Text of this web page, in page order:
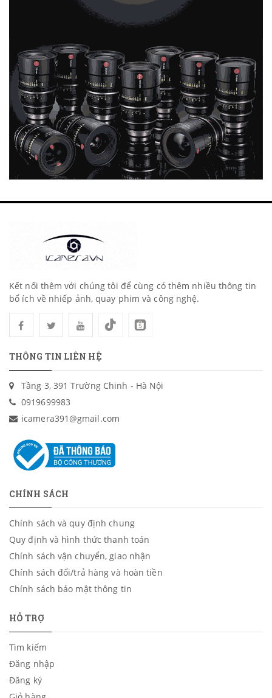
Kết nối thêm với chúng tôi để cùng có thêm nhiều thông tin
bổ ích về nhiếp ảnh, quay phim và công nghệ.
THÔNG TIN LIÊN HỆ
Tầng 3, 391 Trường Chinh - Hà Nội
0919699983
icamera391@gmail.com
CHÍNH SÁCH
Chính sách và quy định chung
Quy định và hình thức thanh toán
Chính sách vận chuyển, giao nhận
Chính sách đổi/trả hàng và hoàn tiền
Chính sách bảo mật thông tin
HỖ TRỢ
Tìm kiếm
Đăng nhập
Đăng ký